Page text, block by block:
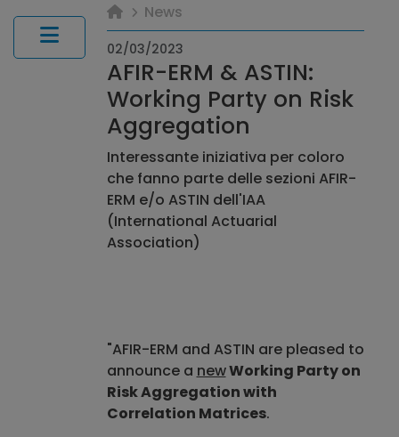
News
02/03/2023
AFIR-ERM & ASTIN:
Working Party on Risk
Aggregation
Interessante iniziativa per coloro
che fanno parte delle sezioni AFIR-
ERM e/o ASTIN dell'IAA
(International Actuarial
Association)
"AFIR-ERM and ASTIN are pleased to
announce a newWorking Party on
Risk Aggregation with
Correlation Matrices.